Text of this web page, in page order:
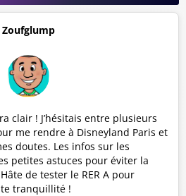
Zoufglump
clair ! J’hésitais entre plusieurs
me rendre à Disneyland Paris et
doutes. Les infos sur les
petites astuces pour éviter la
de tester le RER A pour
tranquillité !